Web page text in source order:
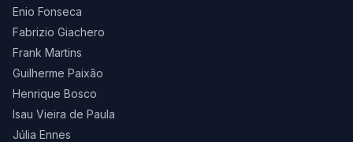
Enio Fonseca
Fabrizio Giachero
Frank Martins
Guilherme Paixão
Henrique Bosco
Isau Vieira de Paula
Júlia Ennes